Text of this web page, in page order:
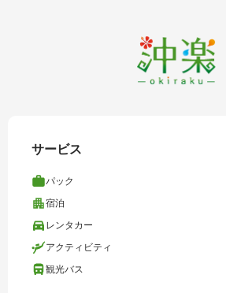
サービス
パック
宿泊
レンタカー
アクティビティ
観光バス